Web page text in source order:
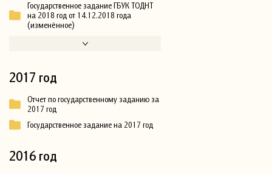
Государственное задание ГБУК ТОДНТ
на 2018 год от 14.12.2018 года
(изменённое)
2017 год
Отчет по государственному заданию за
2017 год
Государственное задание на 2017 год
2016 год